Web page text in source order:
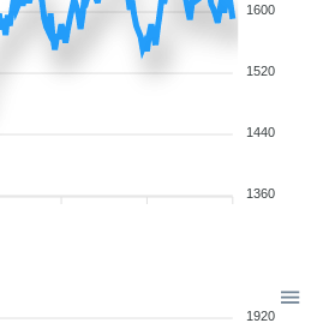
1600
1520
1440
1360
1920